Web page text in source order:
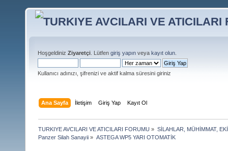
Hoşgeldiniz Ziyaretçi . Lütfen giriş yapın veya kayıt olun
Kullanıcı adınızı, şifrenizi ve aktif kalma süresini giriniz
Ana Sayfa İletişim Giriş Yap Kayıt Ol
TURKIYE AVCILARI VE ATICILARI FORUMU » SİLAHLAR, MÜHİMMAT,
Panzer Silah Sanayii » ASTEGA WP5 YARI OTOMATİK